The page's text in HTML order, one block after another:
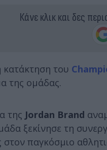
Κάνε κλικ και δες
του
της ομάδας.
της Jordan Brand
ξεκίνησε τη
στον παγκόσμιο